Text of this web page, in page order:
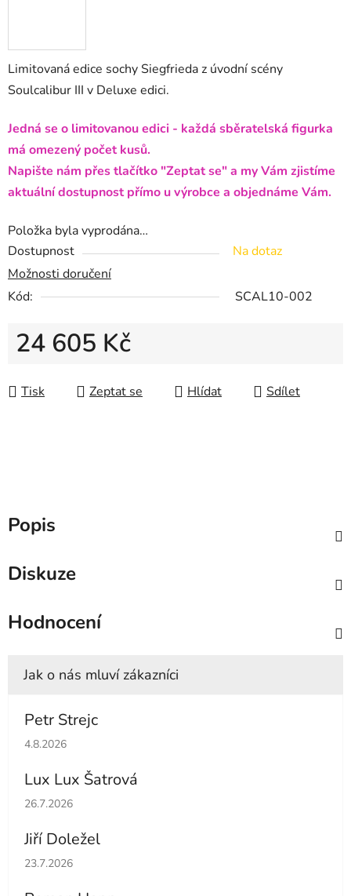
Limitovaná edice sochy Siegfrieda z úvodní scény
Soulcalibur III v Deluxe edici.
Jedná se o limitovanou edici - každá sběratelská figurka
má omezený počet kusů.
Napište nám přes tlačítko "Zeptat se" a my Vám zjistíme
aktuální dostupnost přímo u výrobce a objednáme Vám.
Položka byla vyprodána…
Dostupnost
Na dotaz
Možnosti doručení
Kód:
SCAL10-002
24 605 Kč
Tisk
Zeptat se Hlídat Sdílet
Popis
Diskuze
Hodnocení
Petr Strejc
Hodnocení obchodu je 5 z 5 hvězdiček.
4.8.2026
Lux Lux Šatrová
Hodnocení obchodu je 5 z 5 hvězdiček.
26.7.2026
Jiří Doležel
Hodnocení obchodu je 5 z 5 hvězdiček.
23.7.2026